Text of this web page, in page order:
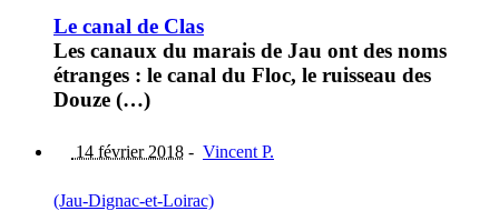
Le canal de Clas
Les canaux du marais de Jau ont des noms
étranges : le canal du Floc, le ruisseau des
Douze (…)
14 février 2018 - Vincent P.
(Jau-Dignac-et-Loirac)